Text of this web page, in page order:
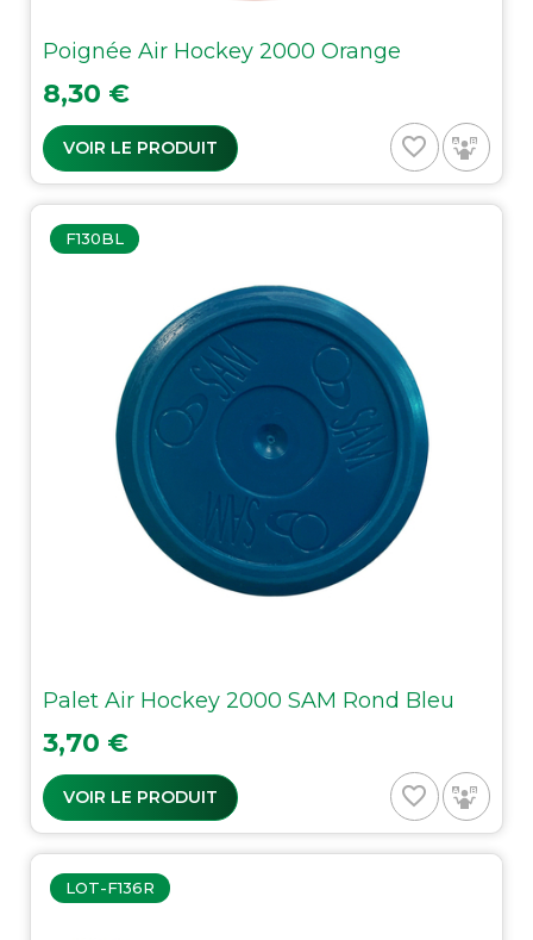
Poignée Air Hockey 2000 Orange
Prix
8,30 €
VOIR LE PRODUIT favorite_border
F130BL
Palet Air Hockey 2000 SAM Rond Bleu
Prix
3,70 €
VOIR LE PRODUIT favorite_border
LOT-F136R